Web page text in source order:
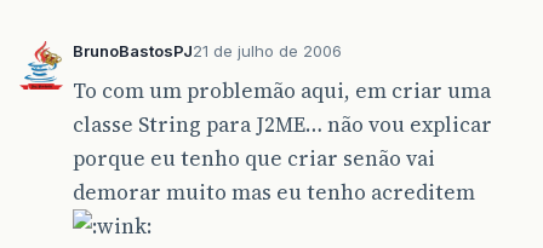
BrunoBastosPJ21 de julho de 2006
To com um problemão aqui, em criar uma
classe String para J2ME… não vou explicar
porque eu tenho que criar senão vai
demorar muito mas eu tenho acreditem